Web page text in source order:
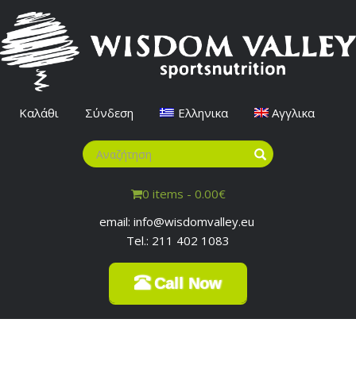
Καλάθι Σύνδεση Ελληνικα Αγγλικα
0 items - 0.00€
email: info@wisdomvalley.eu
Tel.: 211 402 1083
Call Now